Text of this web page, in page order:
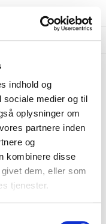
indhold og
sociale medier og til
oplysninger om
partnere inden
og
kombinere disse
dem, eller som
tjenester.
trade association FIAT-
All Rights